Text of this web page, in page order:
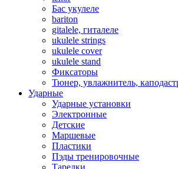
Бас укулеле
bariton
gitalele, гиталеле
ukulele strings
ukulele cover
ukulele stand
Фиксаторы
Тюнер, увлажнитель,
Ударные
Ударные установки
Электронные
Детские
Маршевые
Пластики
Пэды тренировочные
Тарелки